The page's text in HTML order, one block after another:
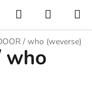
Hľadať
KOŠÍK
/ who (weverse)
who